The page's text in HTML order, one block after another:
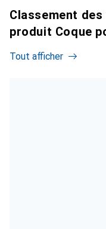
Classement
produit Coque
Tout afficher